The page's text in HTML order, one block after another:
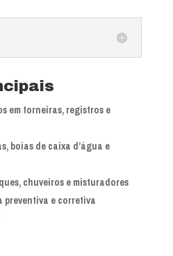
em torneiras, registros e
boias de caixa d’água e
chuveiros e misturadores
e corretiva